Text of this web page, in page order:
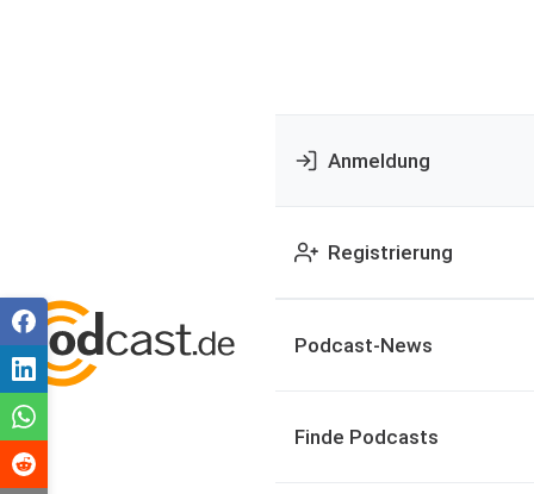
Anmeldung
Registrierung
Podcast-News
Finde Podcasts